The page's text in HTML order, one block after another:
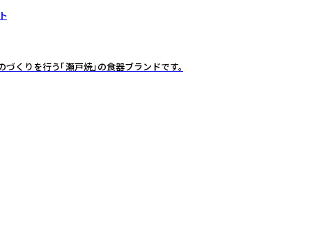
りを行う「瀬戸焼」の食器ブランドです。